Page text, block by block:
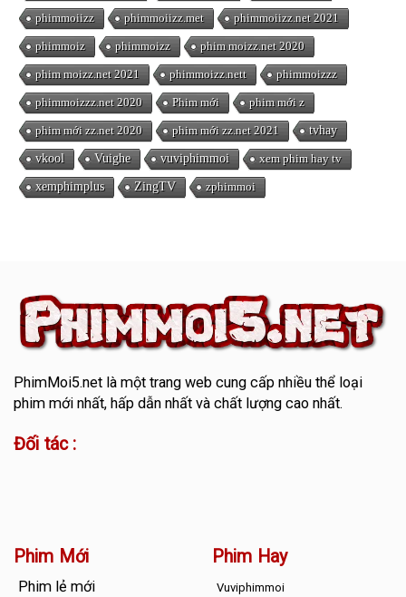
phimmoiizz phimmoiizz.met phimmoiizz.net 2021
phimmoiz phimmoizz phim moizz.net 2020
phim moizz.net 2021 phimmoizz.nett phimmoizzz
phimmoizzz.net 2020 Phim mới phim mới z
phim mới zz.net 2020 phim mới zz.net 2021 tvhay
vkool Vuighe vuviphimmoi xem phim hay tv
xemphimplus ZingTV zphimmoi
PhimMoi5.netlà một trang web cung cấp nhiều thể loại
phim mới nhất, hấp dẫn nhất và chất lượng cao nhất.
Đối tác :
Phim Mới
Phim lẻ mới
Phim Hay
Vuviphimmoi